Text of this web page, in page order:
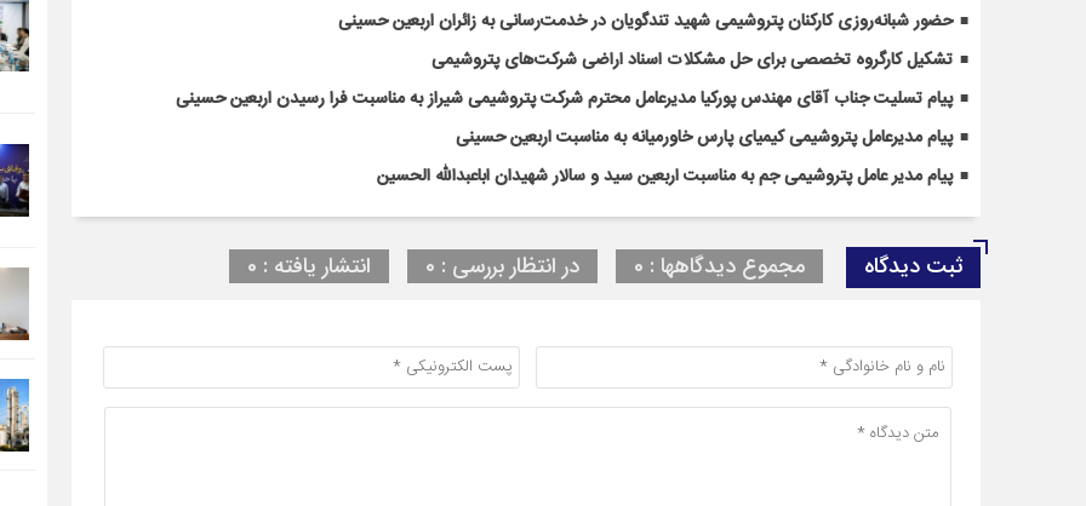
حضور شبانه‌روزی کارکنان پتروشیمی شهید تندگویان در خدمت‌رسانی به زائران اربعین حسینی
تشکیل کارگروه تخصصی برای حل مشکلات اسناد اراضی شرکت‌های پتروشیمی
پیام تسلیت جناب آقای مهندس پوركیا مدیرعامل محترم شركت پتروشیمی شیراز به مناسبت فرا رسیدن اربعین حسینی
پیام مدیرعامل پتروشیمی کیمیای پارس خاورمیانه به مناسبت اربعین حسینی
پیام مدیر عامل پتروشیمی جم به مناسبت اربعین سید و سالار شهیدان اباعبدالله الحسین
ثبت دیدگاه مجموع دیدگاهها : 0 در انتظار بررسی : 0 انتشار یافته : 0